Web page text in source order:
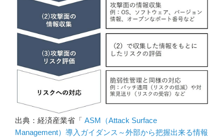
出典：経済産業省「 ASM（Attack Surface
Management）導入ガイダンス～外部から把握出来る情報